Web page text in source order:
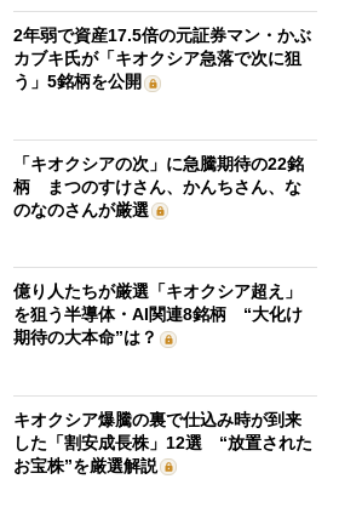
2年弱で資産17.5倍の元証券マン・かぶ
カブキ氏が「キオクシア急落で次に狙
う」5銘柄を公開
「キオクシアの次」に急騰期待の22銘
柄 まつのすけさん、かんちさん、な
のなのさんが厳選
億り人たちが厳選「キオクシア超え」
を狙う半導体・AI関連8銘柄 “大化け
期待の大本命”は？
キオクシア爆騰の裏で仕込み時が到来
した「割安成長株」12選 “放置された
お宝株”を厳選解説